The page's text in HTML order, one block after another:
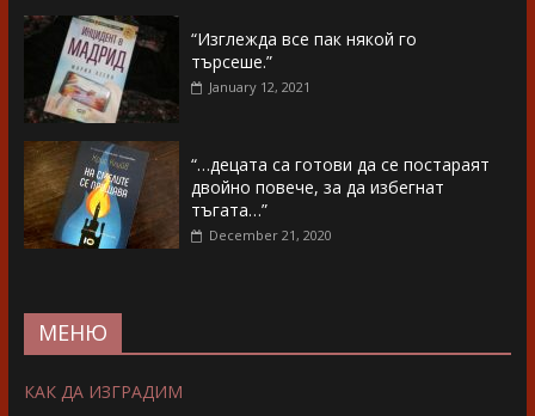
“Изглежда все пак някой го
търсеше.”
January 12, 2021
“…децата са готови да се постараят
двойно повече, за да избегнат
тъгата…”
December 21, 2020
МЕНЮ
КАК ДА ИЗГРАДИМ